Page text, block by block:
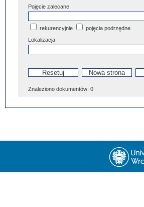
Pojęcie zalecane
rekurencyjnie
pojęcia podrzędne
Lokalizacja
Znaleziono dokumentów: 0